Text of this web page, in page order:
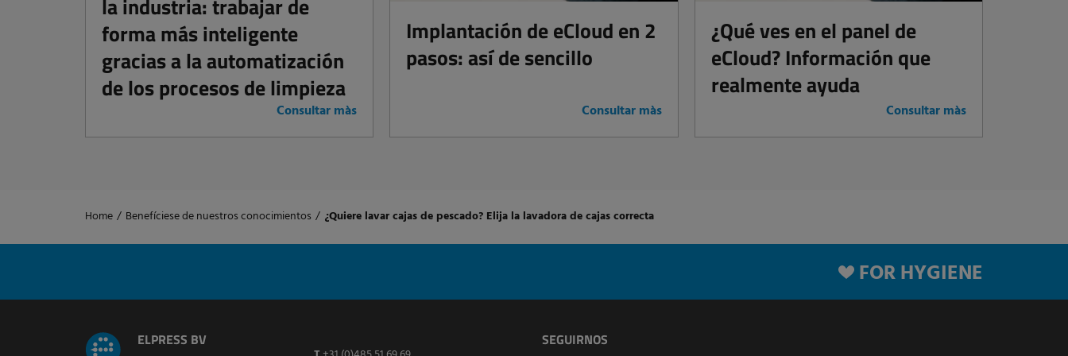
la industria: trabajar de
forma más inteligente
gracias a la automatización
de los procesos de limpieza
Consultar màs
Implantación de eCloud en 2
pasos: así de sencillo
Consultar màs
¿Qué ves en el panel de
eCloud? Información que
realmente ayuda
Consultar màs
Home / Benefíciese de nuestros conocimientos / ¿Quiere lavar cajas de pescado? Elija la lavadora de cajas correcta
FOR HYGIENE
ELPRESS BV SEGUIRNOS